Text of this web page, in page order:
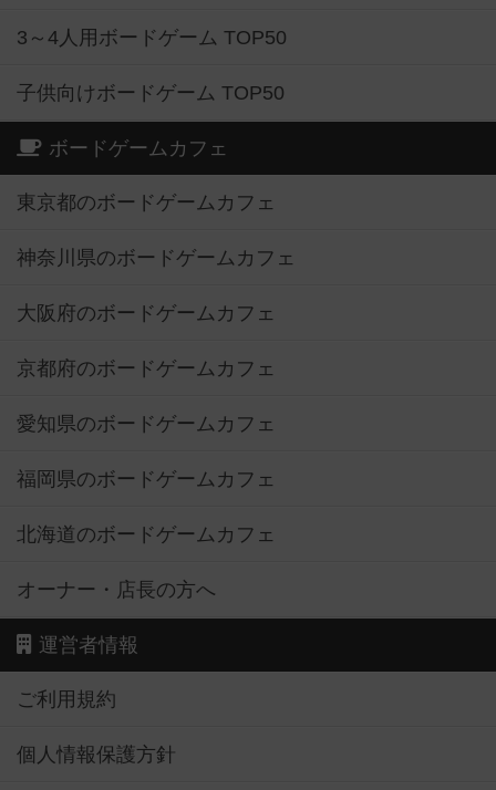
3～4人用ボードゲーム TOP50
子供向けボードゲーム TOP50
ボードゲームカフェ
東京都のボードゲームカフェ
神奈川県のボードゲームカフェ
大阪府のボードゲームカフェ
京都府のボードゲームカフェ
愛知県のボードゲームカフェ
福岡県のボードゲームカフェ
北海道のボードゲームカフェ
オーナー・店長の方へ
運営者情報
ご利用規約
個人情報保護方針